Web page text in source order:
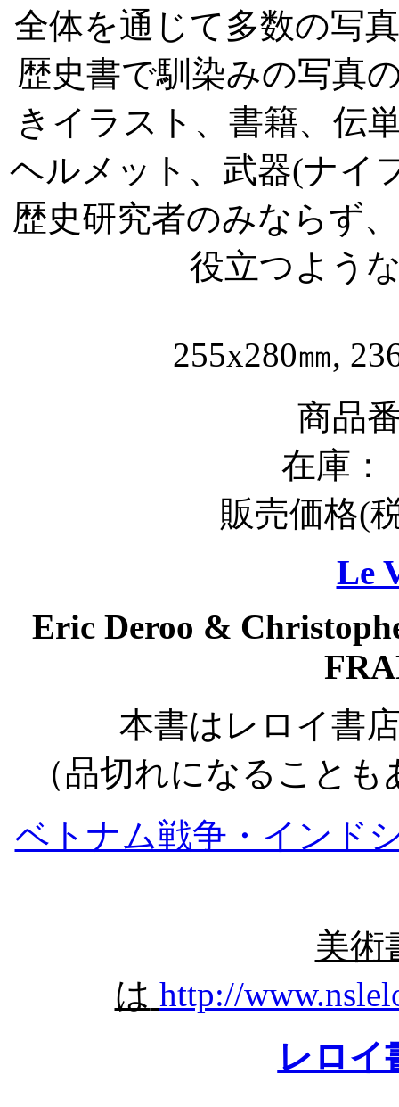
全体を通じて多数の写
歴史書で馴染みの写真
きイラスト、書籍、伝
ヘルメット、武器(ナイ
歴史研究者のみならず
役立つよう
255x280㎜,
商品
在庫
販売価格(
Le
Eric Deroo &
本書はレロイ書
（品切れになること
ベトナム戦争・インド
美術
は http://
レロイ